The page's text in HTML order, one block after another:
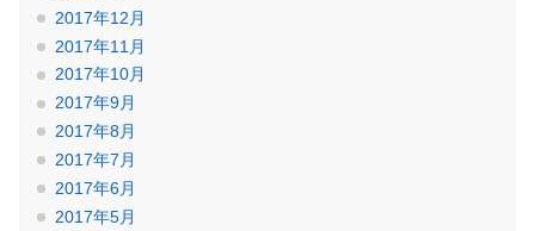
2017年12月
2017年11月
2017年10月
2017年9月
2017年8月
2017年7月
2017年6月
2017年5月